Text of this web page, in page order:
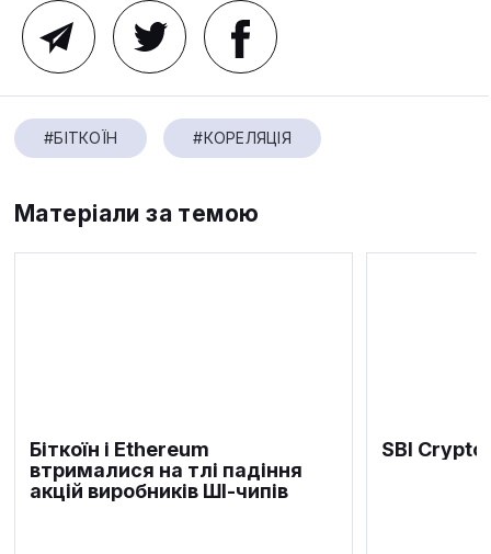
#БІТКОЇН #КОРЕЛЯЦІЯ
Матеріали за темою
Біткоїн і Ethereum
втрималися на тлі падіння
акцій виробників ШІ-чипів
SBI Crypto